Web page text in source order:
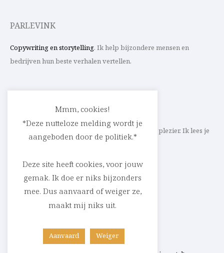
PARLEVINK
Copywriting en storytelling. Ik help bijzondere mensen en
bedrijven hun beste verhalen vertellen.
Schrijf ik straks mee aan jouw verhaal? Met veel plezier. Ik lees je
heel graag op
cedric@parlevink.be
SOCIAL
Facebook
Instagram
Linkedin
Mmm, cookies!
*Deze nutteloze melding wordt je
aangeboden door de politiek.*
Deze site heeft cookies, voor jouw
gemak. Ik doe er niks bijzonders
mee. Dus aanvaard of weiger ze,
maakt mij niks uit.
Aanvaard Weiger